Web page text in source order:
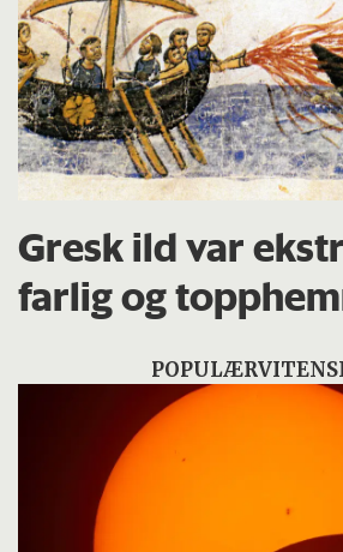
Gresk ild var
farlig og